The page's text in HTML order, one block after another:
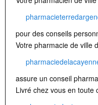
pour des conseils
Votre pharmacie de ville
assure un conseil
Livré chez vous en toute